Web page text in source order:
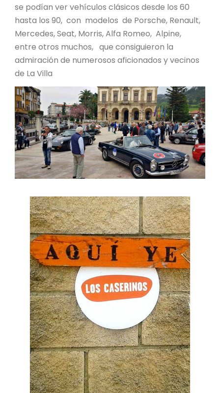
se podían ver vehículos clásicos desde los 60
hasta los 90, con modelos de Porsche, Renault,
Mercedes, Seat, Morris, Alfa Romeo, Alpine,
entre otros muchos, que consiguieron la
admiración de numerosos aficionados y vecinos
de La Villa